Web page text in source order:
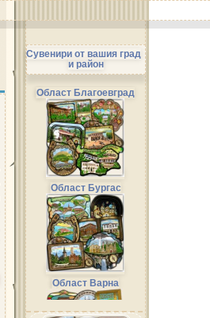
Сувенири от вашия град
и район
Област Благоевград
Област Бургас
Област Варна